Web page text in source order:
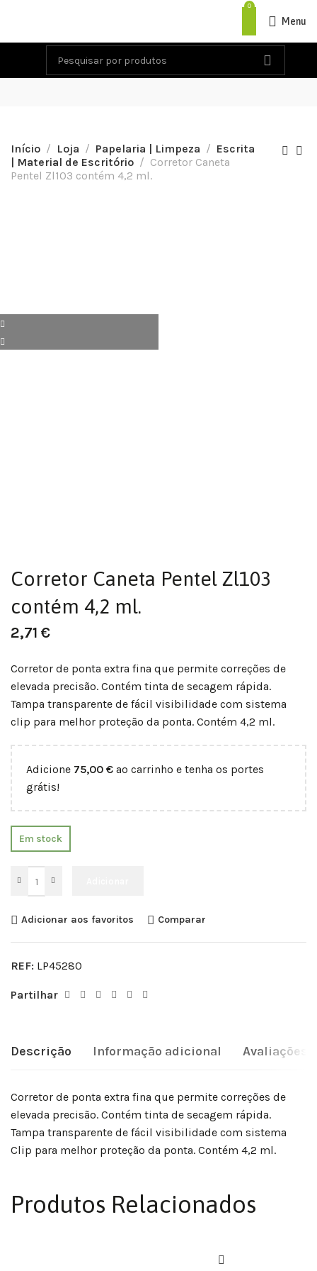
0
Menu
Início Loja Papelaria | Limpeza
Escrita
| Material de Escritório
Corretor Caneta
Pentel Zl103 contém 4,2 ml.
Corretor Caneta Pentel Zl103
contém 4,2 ml.
2,71 €
Corretor de ponta extra fina que permite correções de
elevada precisão. Contém tinta de secagem rápida.
Tampa transparente de fácil visibilidade com sistema
clip para melhor proteção da ponta. Contém 4,2 ml.
Adicione 75,00 € ao carrinho e tenha os portes
grátis!
Em stock
Adicionar aos favoritos Comparar
REF: LP45280
Partilhar
Descrição Informação adicional Avaliações
Corretor de ponta extra fina que permite correções de
elevada precisão. Contém tinta de secagem rápida.
Tampa transparente de fácil visibilidade com sistema
Clip para melhor proteção da ponta. Contém 4,2 ml.
Produtos Relacionados